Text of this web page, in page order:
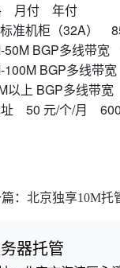
月付 年付
准机柜（32A）
50M BGP多线带
100M BGP多线带
以上 BGP多线带
址 50 元/个/月
： 北京独享10M托
器托管